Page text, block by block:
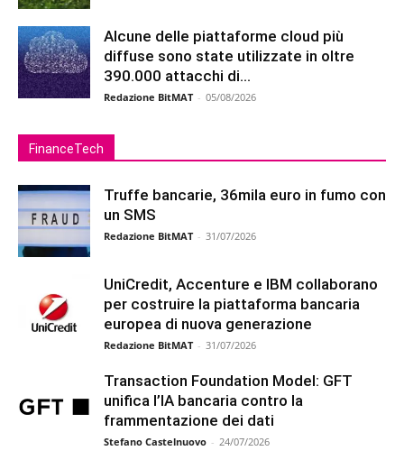
Alcune delle piattaforme cloud più
diffuse sono state utilizzate in oltre
390.000 attacchi di...
Redazione BitMAT - 05/08/2026
FinanceTech
Truffe bancarie, 36mila euro in fumo con
un SMS
Redazione BitMAT - 31/07/2026
UniCredit, Accenture e IBM collaborano
per costruire la piattaforma bancaria
europea di nuova generazione
Redazione BitMAT - 31/07/2026
Transaction Foundation Model: GFT
unifica l’IA bancaria contro la
frammentazione dei dati
Stefano Castelnuovo - 24/07/2026